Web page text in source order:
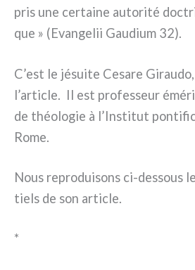
pris une cer­tai­ne auto­ri­té
que » (Evangelii Gaudium 32).
C’est le jésui­te Cesare
l’article. Il est pro­fes­seur
de théo­lo­gie à l’Institut
Rome.
Nous repro­dui­sons ci-dessous
tiels de son arti­cle.
*